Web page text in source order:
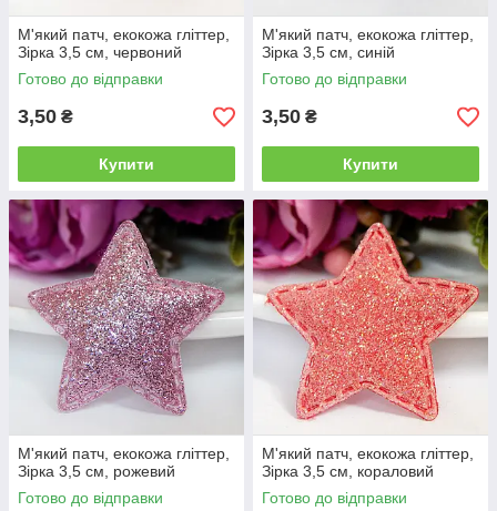
М'який патч, екокожа гліттер,
Зірка 3,5 см, червоний
Готово до відправки
3,50 ₴
Купити
М'який патч, екокожа гліттер,
Зірка 3,5 см, синій
Готово до відправки
3,50 ₴
Купити
М'який патч, екокожа гліттер,
Зірка 3,5 см, рожевий
Готово до відправки
М'який патч, екокожа гліттер,
Зірка 3,5 см, кораловий
Готово до відправки